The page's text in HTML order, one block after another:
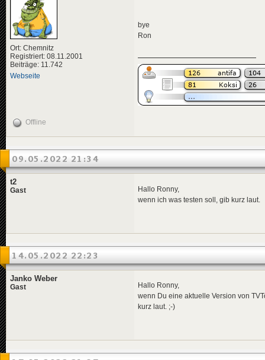
Ort: Chemnitz
Registriert: 08.11.2001
Beiträge: 11.742
Webseite
bye
Ron
Offline
09.05.2022 21:34
t2
Gast
Hallo Ronny,
wenn ich was testen soll, gib kurz laut.
14.05.2022 22:23
Janko Weber
Gast
Hallo Ronny,
wenn Du eine aktuelle Version von
kurz laut. ;-)